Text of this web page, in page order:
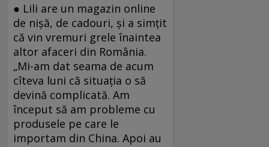
● Lili are un magazin online
de nișă, de cadouri, și a simțit
că vin vremuri grele înaintea
altor afaceri din România.
„Mi-am dat seama de acum
cîteva luni că situația o să
devină complicată. Am
început să am probleme cu
produsele pe care le
importam din China. Apoi au